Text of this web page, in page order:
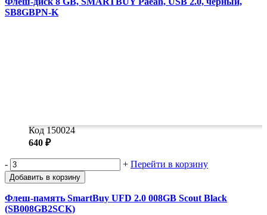
SB8GBPN-K
Код 150024
640 ₽
- + Перейти в корзину
Добавить в корзину
Флеш-память SmartBuy UFD 2.0 008GB Scout Black
(SB008GB2SCK)